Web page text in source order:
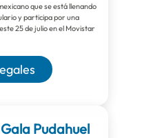
que se está llenando
y participa por una
25 de julio en el Movistar
Pudahuel